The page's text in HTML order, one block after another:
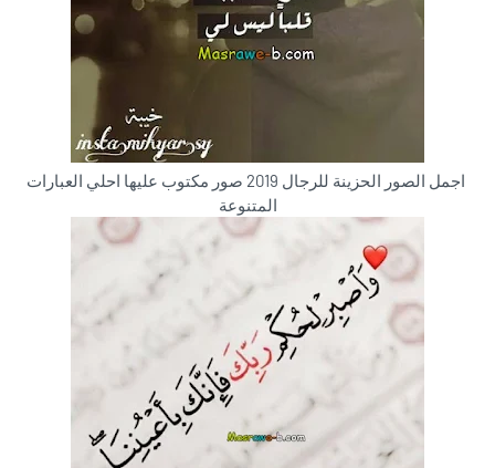
اجمل الصور الحزينة للرجال 2019 صور مكتوب عليها احلي العبارات
المتنوعة